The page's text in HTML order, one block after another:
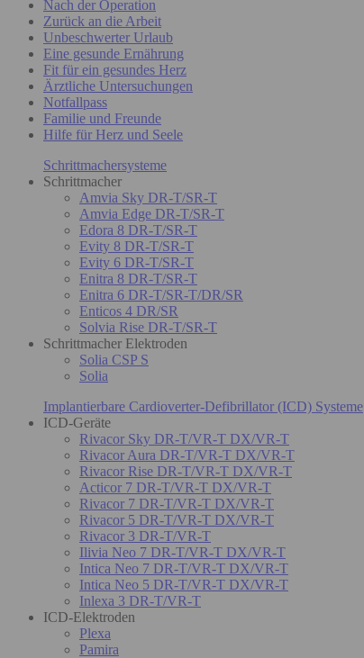
Nach der Operation
Zurück an die Arbeit
Unbeschwerter Urlaub
Eine gesunde Ernährung
Fit für ein gesundes Herz
Ärztliche Untersuchungen
Notfallpass
Familie und Freunde
Hilfe für Herz und Seele
Schrittmachersysteme
Schrittmacher
Amvia Sky DR-T/SR-T
Amvia Edge DR-T/SR-T
Edora 8 DR-T/SR-T
Evity 8 DR-T/SR-T
Evity 6 DR-T/SR-T
Enitra 8 DR-T/SR-T
Enitra 6 DR-T/SR-T/DR/SR
Enticos 4 DR/SR
Solvia Rise DR-T/SR-T
Schrittmacher Elektroden
Solia CSP S
Solia
Implantierbare Cardioverter-Defibrillator (ICD) Systeme
ICD-Geräte
Rivacor Sky DR-T/VR-T DX/VR-T
Rivacor Aura DR-T/VR-T DX/VR-T
Rivacor Rise DR-T/VR-T DX/VR-T
Acticor 7 DR-T/VR-T DX/VR-T
Rivacor 7 DR-T/VR-T DX/VR-T
Rivacor 5 DR-T/VR-T DX/VR-T
Rivacor 3 DR-T/VR-T
Ilivia Neo 7 DR-T/VR-T DX/VR-T
Intica Neo 7 DR-T/VR-T DX/VR-T
Intica Neo 5 DR-T/VR-T DX/VR-T
Inlexa 3 DR-T/VR-T
ICD-Elektroden
Plexa
Pamira